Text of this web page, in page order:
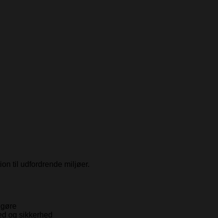
til udfordrende miljøer.
og sikkerhed